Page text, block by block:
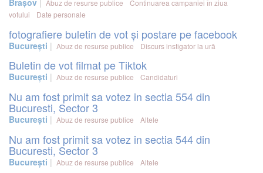
Abuz de resurse publice
Continuarea campaniei în ziua
votului
Date personale
fotografiere buletin de vot și postare pe facebook
București Abuz de resurse publice Discurs instigator la ură
Buletin de vot filmat pe Tiktok
București Abuz de resurse publice Candidaturi
Nu am fost primit sa votez in sectia 554 din
Bucuresti, Sector 3
București Abuz de resurse publice Altele
Nu am fost primit sa votez in sectia 544 din
Bucuresti, Sector 3
București Abuz de resurse publice Altele